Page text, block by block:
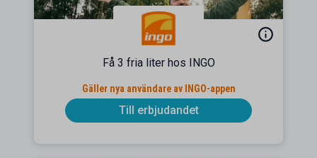
Få 3 fria liter hos INGO
Gäller nya användare av INGO-appen
Till erbjudandet